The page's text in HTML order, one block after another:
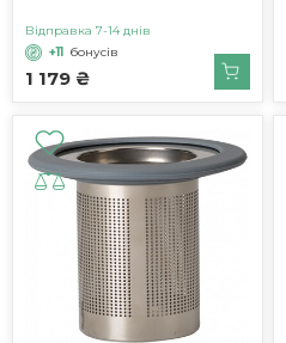
1 179 ₴
Відправка 7-14 днів
+11 бонусів